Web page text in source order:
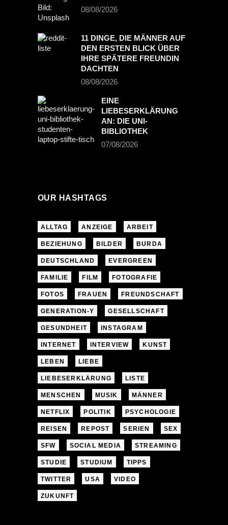
08/08/2026
11 DINGE, DIE MÄNNER AUF
DEN ERSTEN BLICK ÜBER
IHRE SPÄTERE FREUNDIN
DACHTEN
08/08/2026
EINE
LIEBESERKLÄRUNG
AN: DIE UNI-
BIBLIOTHEK
07/08/2026
OUR HASHTAGS
ALLTAG ANZEIGE ARBEIT
BEZIEHUNG BILDER BURDA
DEUTSCHLAND EVERGREEN
FAMILIE FILM FOTOGRAFIE
FOTOS FRAUEN FREUNDSCHAFT
GENERATION-Y GESELLSCHAFT
GESUNDHEIT INSTAGRAM
INTERNET INTERVIEW KUNST
LEBEN LIEBE
LIEBESERKLÄRUNG LISTE
MENSCHEN MUSIK MÄNNER
NETFLIX POLITIK PSYCHOLOGIE
REISEN REPOST SERIEN SEX
SFW SOCIAL MEDIA STREAMING
STUDIE STUDIUM TIPPS
TWITTER USA VIDEO
ZUKUNFT